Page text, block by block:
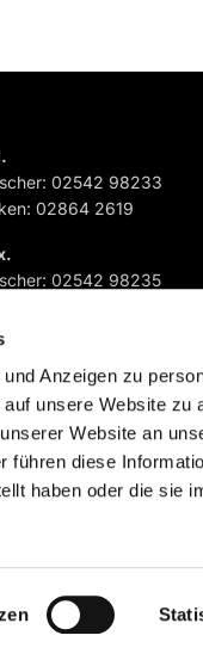
Anzeigen zu
unsere Website zu
Website an
führen diese
haben oder die sie
02542 98233
02864 2619
02542 98235